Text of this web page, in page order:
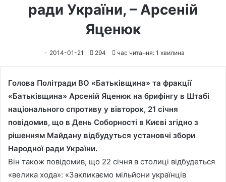
ради України, – Арсеній
Яценюк
2014-01-21 294 час читання: 1 хвилина
Голова Політради ВО «Батьківщина» та фракції
«Батьківщина» Арсеній Яценюк на брифінгу в Штабі
національного спротиву у вівторок, 21 січня
повідомив, що в День Соборності в Києві згідно з
рішенням Майдану відбудуться установчі збори
Народної ради України.
Він також повідомив, що 22 січня в столиці відбудеться
«велика хода»: «Закликаємо мільйони українців